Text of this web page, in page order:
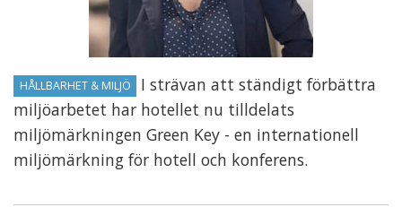
HÅLLBARHET & MILJÖ
I strävan att ständigt förbättra
miljöarbetet har hotellet nu tilldelats
miljömärkningen Green Key - en internationell
miljömärkning för hotell och konferens.